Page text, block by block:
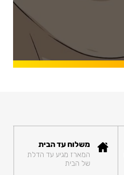
משלוח עד הבית
המארז מגיע עד הדלת
של הבית